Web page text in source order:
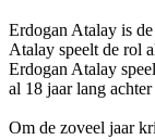
Erdogan Atalay is
Atalay speelt de rol
Erdogan Atalay
al 18 jaar lang achter
Om de zoveel jaar